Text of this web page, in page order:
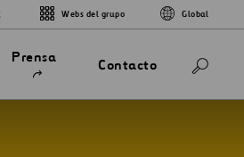
Webs del grupo Global
Abrir
nueva
Prensa Contacto